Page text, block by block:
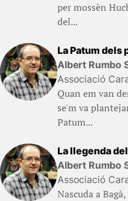
per mossèn
del...
La Patum dels
Albert Rumbo
Associació
Quan em van
se'm va
Patum...
La llegenda
Albert Rumbo
Associació
Nascuda a